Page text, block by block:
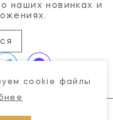
наших новинках и
cookie файлы